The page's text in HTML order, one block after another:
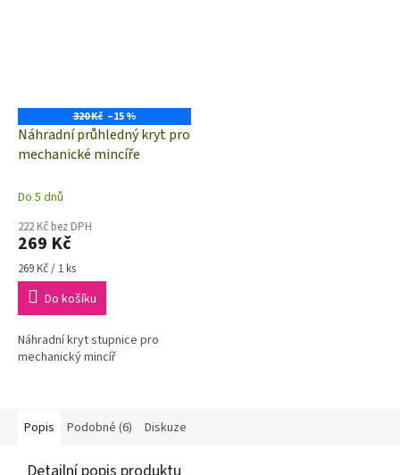
320 Kč –15 %
Náhradní průhledný kryt pro
mechanické mincíře
Do 5 dnů
222 Kč bez DPH
269 Kč
Měrná
cena:
269 Kč / 1 ks
Do košíku
Náhradní kryt stupnice pro
mechanický mincíř
Popis Podobné (6) Diskuze